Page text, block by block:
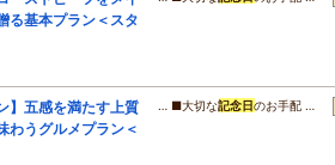
る基本プラン＜スタ
】五感を満たす上質
わうグルメプラン＜
… ■大切な記念日のお手配 …